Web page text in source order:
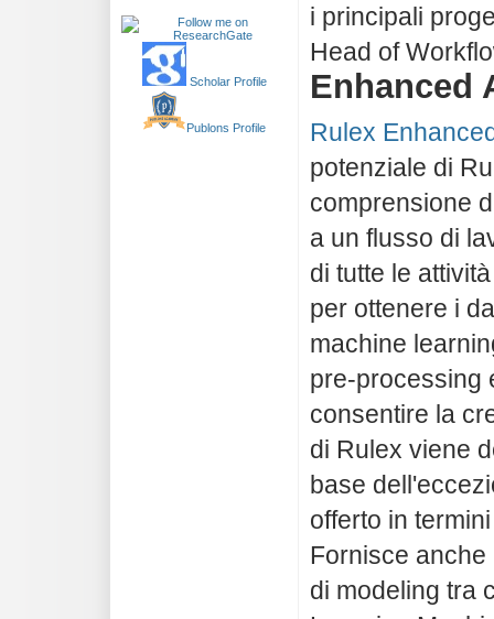
Scholar Profile
Publons Profile
i principali
Head of
Enhanced
Rulex
potenziale di
comprensione
a un flusso di
di tutte le
per ottenere i
machine
pre-processing
consentire la
di Rulex viene
base
offerto in
Fornisce
di modeling tra